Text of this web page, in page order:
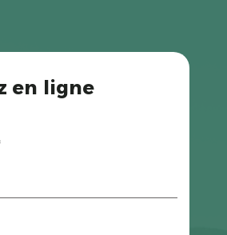
en ligne